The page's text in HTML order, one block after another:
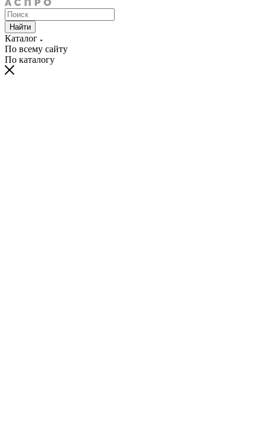
Найти
Каталог
По всему сайту
По каталогу